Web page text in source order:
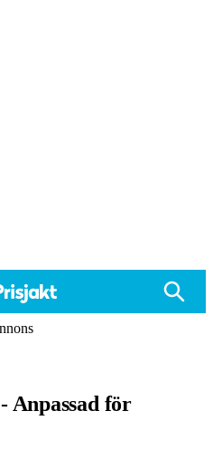
Anpassad för